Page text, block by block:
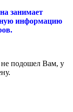
занимает
информацию
не подошел Вам, у